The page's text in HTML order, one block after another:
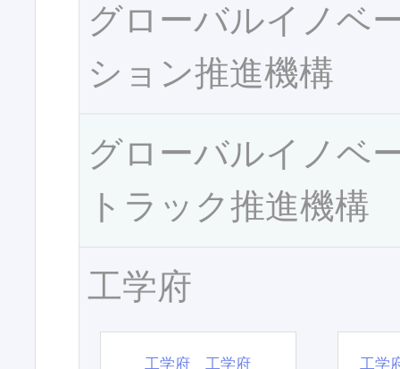
グローバルイノベ
ション推進機構
グローバルイノベ
トラック推進機構
工学府
工学府 工学府 工学